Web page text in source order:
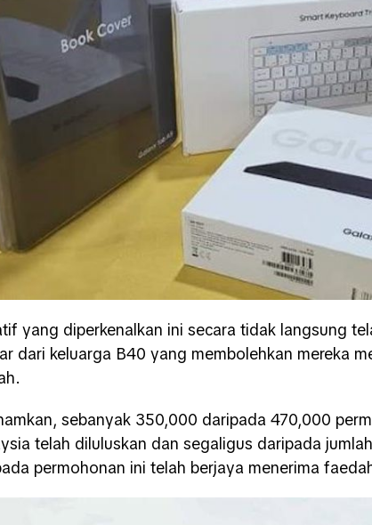
yang diperkenalkan ini secara tidak langsung
dari keluarga B40 yang membolehkan mereka
sebanyak 350,000 daripada 470,000
telah diluluskan dan segaligus daripada
permohonan ini telah berjaya menerima